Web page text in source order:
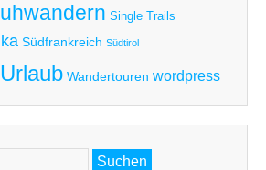
Single Trails
Südfrankreich Südtirol
Urlaub Wandertouren wordpress